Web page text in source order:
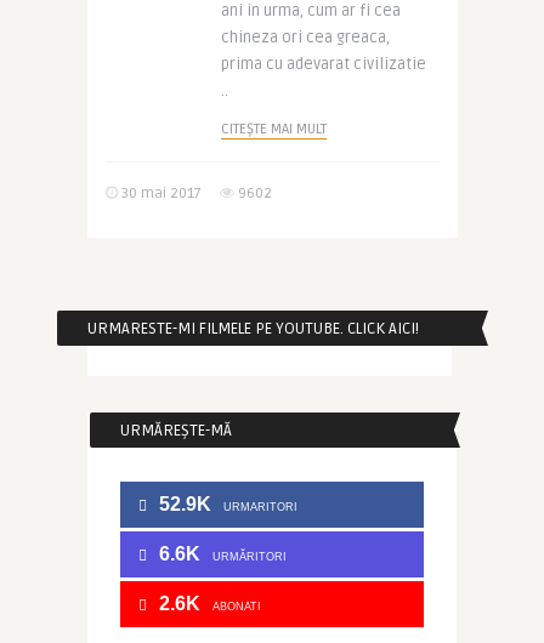
ani in urma, cum ar fi cea
chineza ori cea greaca,
prima cu adevarat civilizatie
..
CITEȘTE MAI MULT
30 mai 2017 9602
URMARESTE-MI FILMELE PE YOUTUBE. CLICK AICI!
URMĂREȘTE-MĂ
52.9K URMARITORI
6.6K URMĂRITORI
2.6K ABONATI